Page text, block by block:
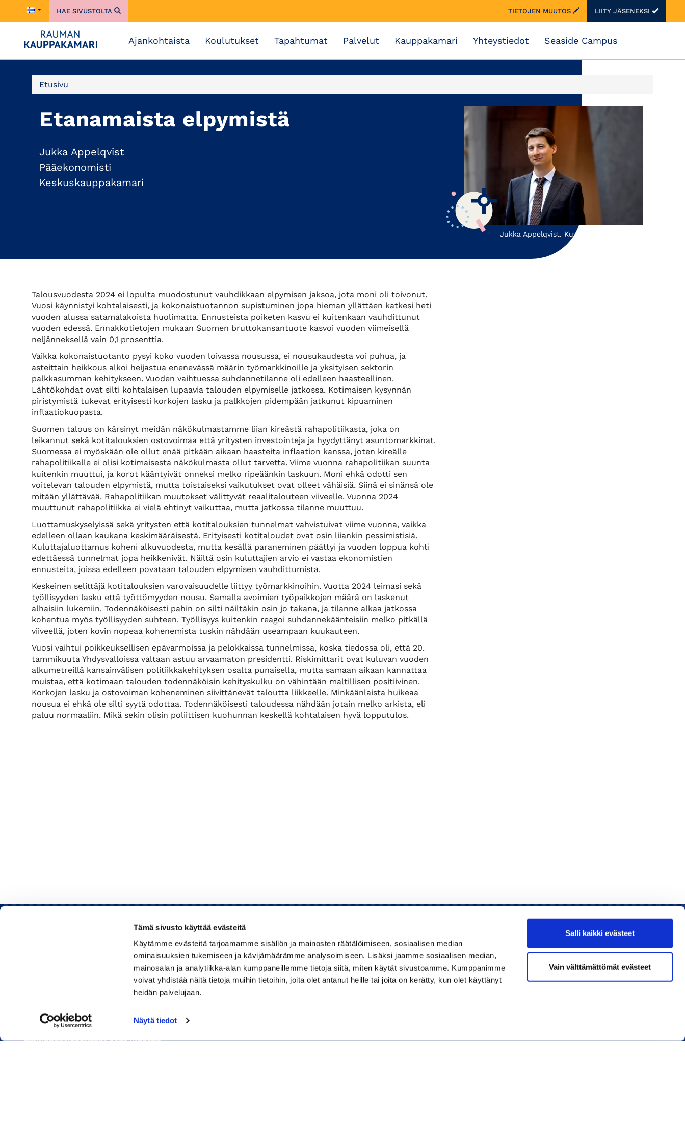
Tämä sivusto käyttää evästeitä
Käytämme evästeitä tarjoamamme sisällön ja mainosten räätälöimiseen, sosiaalisen median
ominaisuuksien tukemiseen ja kävijämäärämme analysoimiseen. Lisäksi jaamme sosiaalisen median,
mainosalan ja analytiikka-alan kumppaneillemme tietoja siitä, miten käytät sivustoamme. Kumppanimme
voivat yhdistää näitä tietoja muihin tietoihin, joita olet antanut heille tai joita on kerätty, kun olet käyttänyt
heidän palvelujaan.
Näytä tiedot
Salli kaikki evästeet
Vain välttämättömät evästeet
HAE SIVUSTOLTA TIETOJEN MUUTOS LIITY JÄSENEKSI
Ajankohtaista Koulutukset Tapahtumat Palvelut Kauppakamari Yhteystiedot Seaside Campus
Etusivu
Etanamaista elpymistä
Jukka Appelqvist
Pääekonomisti
Keskuskauppakamari
Jukka Appelqvist. Kuvaaja Liisa Hakala
Talousvuodesta 2024 ei lopulta muodostunut vauhdikkaan elpymisen jaksoa, jota moni oli toivonut.
Vuosi käynnistyi kohtalaisesti, ja kokonaistuotannon supistuminen jopa hieman yllättäen katkesi heti
vuoden alussa satamalakoista huolimatta. Ennusteista poiketen kasvu ei kuitenkaan vauhdittunut
vuoden edessä. Ennakkotietojen mukaan Suomen bruttokansantuote kasvoi vuoden viimeisellä
neljänneksellä vain 0,1 prosenttia.
Vaikka kokonaistuotanto pysyi koko vuoden loivassa nousussa, ei nousukaudesta voi puhua, ja
asteittain heikkous alkoi heijastua enenevässä määrin työmarkkinoille ja yksityisen sektorin
palkkasumman kehitykseen. Vuoden vaihtuessa suhdannetilanne oli edelleen haasteellinen.
Lähtökohdat ovat silti kohtalaisen lupaavia talouden elpymiselle jatkossa. Kotimaisen kysynnän
piristymistä tukevat erityisesti korkojen lasku ja palkkojen pidempään jatkunut kipuaminen
inflaatiokuopasta.
Suomen talous on kärsinyt meidän näkökulmastamme liian kireästä rahapolitiikasta, joka on
leikannut sekä kotitalouksien ostovoimaa että yritysten investointeja ja hyydyttänyt asuntomarkkinat.
Suomessa ei myöskään ole ollut enää pitkään aikaan haasteita inflaation kanssa, joten kireälle
rahapolitiikalle ei olisi kotimaisesta näkökulmasta ollut tarvetta. Viime vuonna rahapolitiikan suunta
kuitenkin muuttui, ja korot kääntyivät onneksi melko ripeäänkin laskuun. Moni ehkä odotti sen
voitelevan talouden elpymistä, mutta toistaiseksi vaikutukset ovat olleet vähäisiä. Siinä ei sinänsä ole
mitään yllättävää. Rahapolitiikan muutokset välittyvät reaalitalouteen viiveelle. Vuonna 2024
muuttunut rahapolitiikka ei vielä ehtinyt vaikuttaa, mutta jatkossa tilanne muuttuu.
Luottamuskyselyissä sekä yritysten että kotitalouksien tunnelmat vahvistuivat viime vuonna, vaikka
edelleen ollaan kaukana keskimääräisestä. Erityisesti kotitaloudet ovat osin liiankin pessimistisiä.
Kuluttajaluottamus koheni alkuvuodesta, mutta kesällä paraneminen päättyi ja vuoden loppua kohti
edettäessä tunnelmat jopa heikkenivät. Näiltä osin kuluttajien arvio ei vastaa ekonomistien
ennusteita, joissa edelleen povataan talouden elpymisen vauhdittumista.
Keskeinen selittäjä kotitalouksien varovaisuudelle liittyy työmarkkinoihin. Vuotta 2024 leimasi sekä
työllisyyden lasku että työttömyyden nousu. Samalla avoimien työpaikkojen määrä on laskenut
alhaisiin lukemiin. Todennäköisesti pahin on silti näiltäkin osin jo takana, ja tilanne alkaa jatkossa
kohentua myös työllisyyden suhteen. Työllisyys kuitenkin reagoi suhdannekäänteisiin melko pitkällä
viiveellä, joten kovin nopeaa kohenemista tuskin nähdään useampaan kuukauteen.
Vuosi vaihtui poikkeuksellisen epävarmoissa ja pelokkaissa tunnelmissa, koska tiedossa oli, että 20.
tammikuuta Yhdysvalloissa valtaan astuu arvaamaton presidentti. Riskimittarit ovat kuluvan vuoden
alkumetreillä kansainvälisen politiikkakehityksen osalta punaisella, mutta samaan aikaan kannattaa
muistaa, että kotimaan talouden todennäköisin kehityskulku on vähintään maltillisen positiivinen.
Korkojen lasku ja ostovoiman koheneminen siivittänevät taloutta liikkeelle. Minkäänlaista huikeaa
nousua ei ehkä ole silti syytä odottaa. Todennäköisesti taloudessa nähdään jotain melko arkista, eli
paluu normaaliin. Mikä sekin olisin poliittisen kuohunnan keskellä kohtalaisen hyvä lopputulos.
Rauman kauppakamari
Huom! Vientikaupan asiakirjoihin liittyvät kyselyt
040 1828 268(Heini Yli-Antola)
Sähköpostiosoitteet ovat muotoa
Kauppakamari
Koulutukset ja tapahtumat
Liity jäseneksi